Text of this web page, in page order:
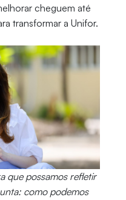
cheguem até
transformar a Unifor.
que possamos refletir
como podemos